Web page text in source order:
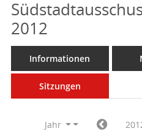
2012
Informationen
Sitzungen
Jahr